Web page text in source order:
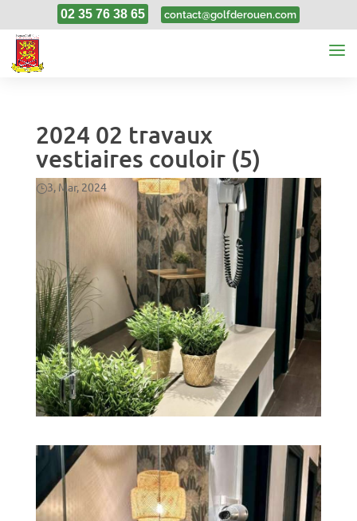
02 35 76 38 65 contact@golfderouen.com
2024 02 travaux
vestiaires couloir (5)
3, Mar, 2024